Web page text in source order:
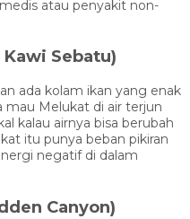
atau penyakit non-
Sebatu)
ada kolam ikan yang enak
mau Melukat di air terjun
kalau airnya bisa berubah
itu punya beban pikiran
negatif di dalam
Canyon)